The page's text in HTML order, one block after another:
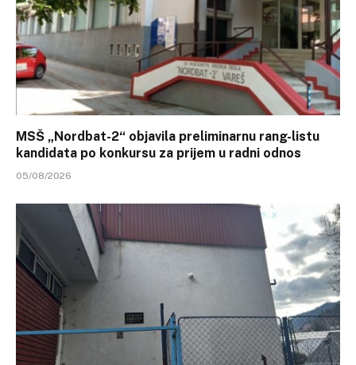
MSŠ „Nordbat-2“ objavila preliminarnu rang-listu
kandidata po konkursu za prijem u radni odnos
05/08/2026